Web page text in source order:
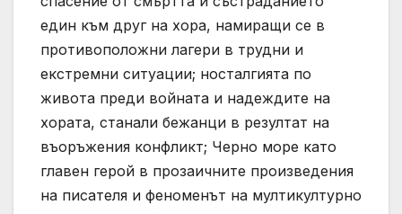
един към друг на хора, намиращи се в
противоположни лагери в трудни и
екстремни ситуации; носталгията по
живота преди войната и надеждите на
хората, станали бежанци в резултат на
въоръжения конфликт; Черно море като
главен герой в прозаичните произведения
на писателя и феноменът на мултикултурно